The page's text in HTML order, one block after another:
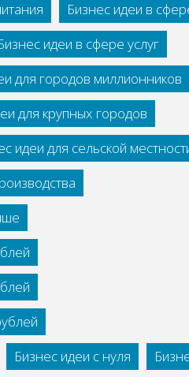
Бизнес идеи в
идеи в сфере услуг
для городов миллионников
для крупных городов
идеи для сельской
Бизнес идеи с нуля